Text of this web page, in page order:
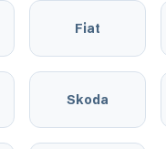
Fiat
Skoda